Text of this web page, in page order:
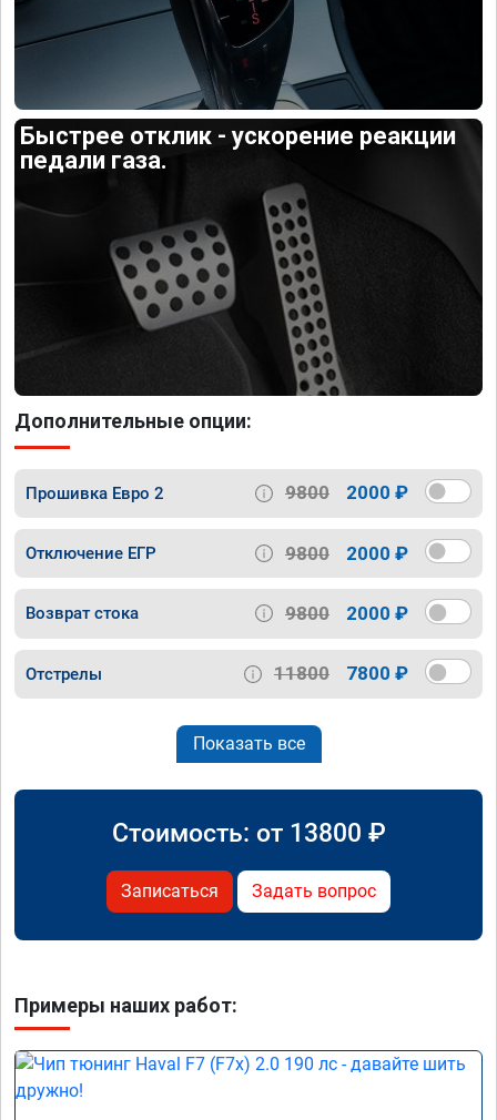
Быстрее отклик - ускорение реакции
педали газа.
Дополнительные опции:
Прошивка Евро 2 9800 2000 ₽
Отключение ЕГР 9800 2000 ₽
Возврат стока 9800 2000 ₽
Отстрелы 11800 7800 ₽
Показать все
Стоимость: от 13800 ₽
Записаться Задать вопрос
Примеры наших работ: